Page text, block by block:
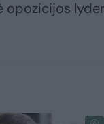
opozicijos